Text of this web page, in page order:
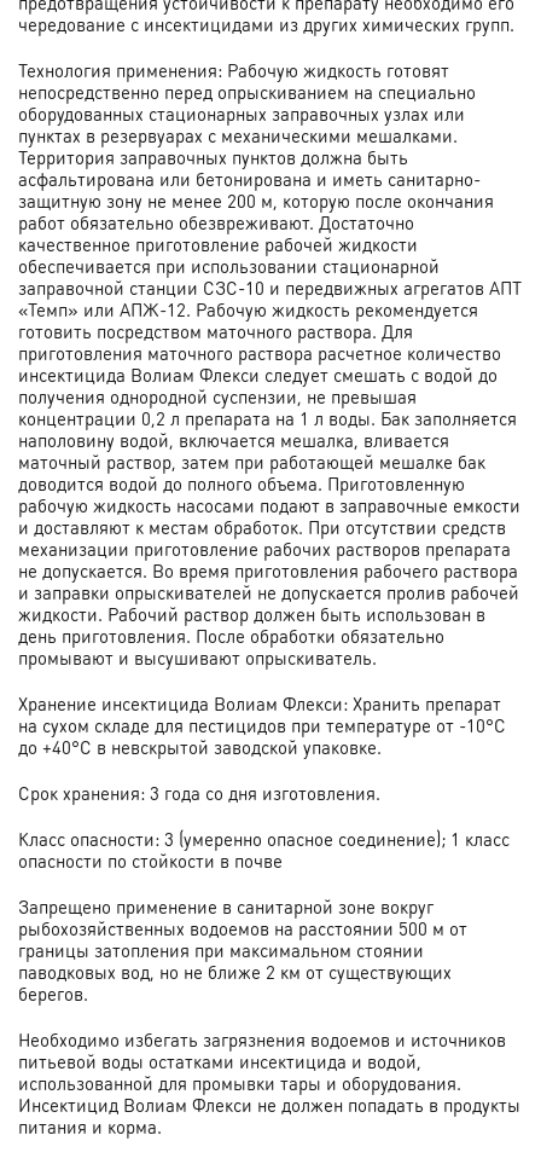
чередование с инсектицидами из других химических групп.
Технология применения: Рабочую жидкость готовят
непосредственно перед опрыскиванием на специально
оборудованных стационарных заправочных узлах или
пунктах в резервуарах с механическими мешалками.
Территория заправочных пунктов должна быть
асфальтирована или бетонирована и иметь санитарно-
защитную зону не менее 200 м, которую после окончания
работ обязательно обезвреживают. Достаточно
качественное приготовление рабочей жидкости
обеспечивается при использовании стационарной
заправочной станции СЗС-10 и передвижных агрегатов АПТ
«Темп» или АПЖ-12. Рабочую жидкость рекомендуется
готовить посредством маточного раствора. Для
приготовления маточного раствора расчетное количество
инсектицида Волиам Флекси следует смешать с водой до
получения однородной суспензии, не превышая
концентрации 0,2 л препарата на 1 л воды. Бак заполняется
наполовину водой, включается мешалка, вливается
маточный раствор, затем при работающей мешалке бак
доводится водой до полного объема. Приготовленную
рабочую жидкость насосами подают в заправочные емкости
и доставляют к местам обработок. При отсутствии средств
механизации приготовление рабочих растворов препарата
не допускается. Во время приготовления рабочего раствора
и заправки опрыскивателей не допускается пролив рабочей
жидкости. Рабочий раствор должен быть использован в
день приготовления. После обработки обязательно
промывают и высушивают опрыскиватель.
Хранение инсектицида Волиам Флекси: Хранить препарат
на сухом складе для пестицидов при температуре от -10°С
до +40°С в невскрытой заводской упаковке.
Срок хранения: 3 года со дня изготовления.
Класс опасности: 3 (умеренно опасное соединение); 1 класс
опасности по стойкости в почве
Запрещено применение в санитарной зоне вокруг
рыбохозяйственных водоемов на расстоянии 500 м от
границы затопления при максимальном стоянии
паводковых вод, но не ближе 2 км от существующих
берегов.
Необходимо избегать загрязнения водоемов и источников
питьевой воды остатками инсектицида и водой,
использованной для промывки тары и оборудования.
Инсектицид Волиам Флекси не должен попадать в продукты
питания и корма.